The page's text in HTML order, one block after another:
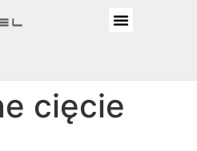
cięcie